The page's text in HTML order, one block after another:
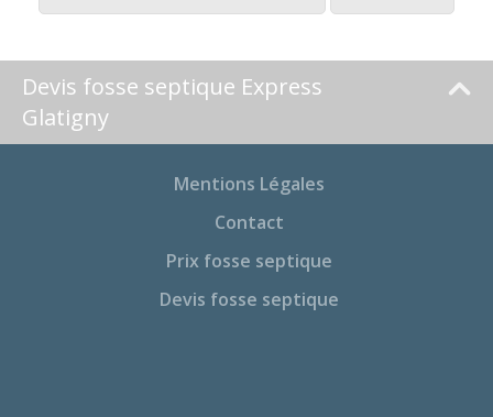
Devis fosse septique Express
Glatigny
Mentions Légales
Contact
Prix fosse septique
Devis fosse septique